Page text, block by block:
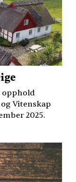
opphold
Vitenskap
2025.